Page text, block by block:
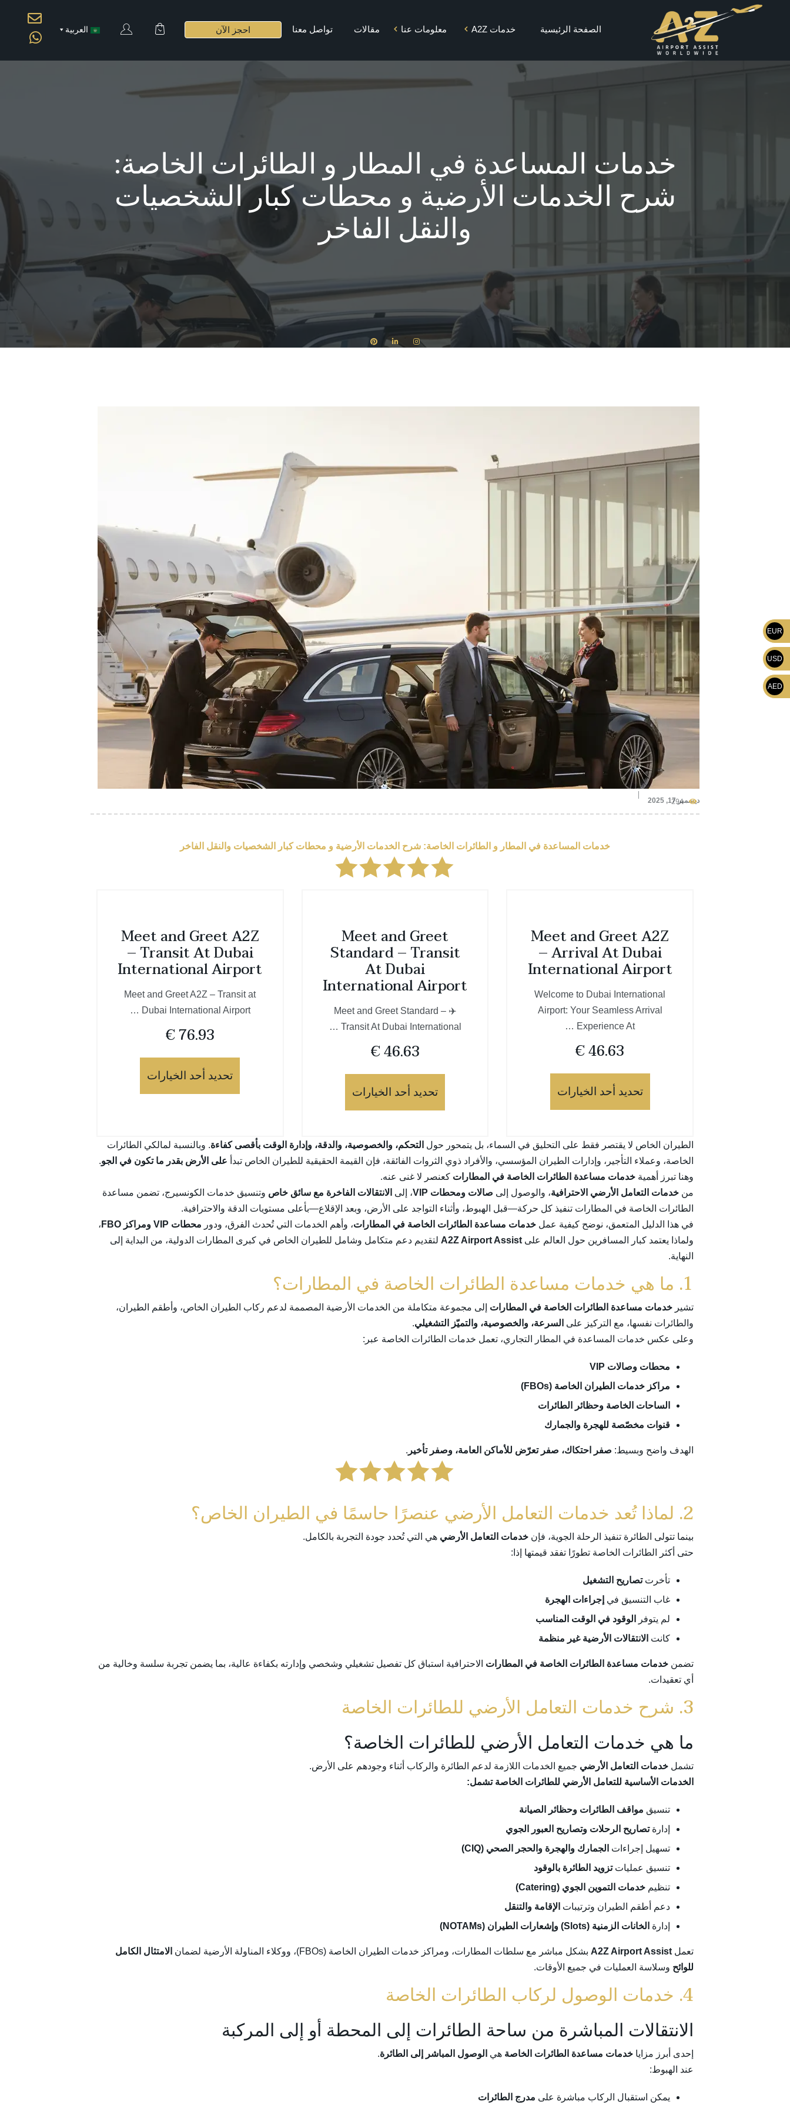
الصفحة الرئيسية خدمات A2Z
الاستقبال والمساعدة
في المطار والمسار
السريع
خدمات السائق
معلومات عنا
المهمة و الرؤية
مقالات تواصل معنا احجز الآن العربية
خدمات المساعدة في المطار و الطائرات الخاصة:
شرح الخدمات الأرضية و محطات كبار الشخصيات
والنقل الفاخر
ديسمبر 17, 2025
294
خدمات المساعدة في المطار و الطائرات الخاصة: شرح الخدمات الأرضية و محطات كبار الشخصيات والنقل الفاخر
Meet and Greet A2Z
– Arrival At Dubai
International Airport
Welcome to Dubai International
Airport: Your Seamless Arrival
Experience At …
€46.63
تحديد أحد الخيارات
Meet and Greet
Standard – Transit
At Dubai
International Airport
✈️ Meet and Greet Standard –
Transit At Dubai International …
€46.63
تحديد أحد الخيارات
Meet and Greet A2Z
– Transit At Dubai
International Airport
Meet and Greet A2Z – Transit at
Dubai International Airport …
€76.93
تحديد أحد الخيارات
الطيران الخاص لا يقتصر فقط على التحليق في السماء، بل يتمحور حول التحكم، والخصوصية، والدقة، وإدارة الوقت بأقصى كفاءة. وبالنسبة لمالكي الطائرات
الخاصة، وعملاء التأجير، وإدارات الطيران المؤسسي، والأفراد ذوي الثروات الفائقة، فإن القيمة الحقيقية للطيران الخاص تبدأ على الأرض بقدر ما تكون في الجو.
وهنا تبرز أهمية خدمات مساعدة الطائرات الخاصة في المطارات كعنصر لا غنى عنه.
من خدمات التعامل الأرضي الاحترافية، والوصول إلى صالات ومحطات VIP ، إلى الانتقالات الفاخرة مع سائق خاص وتنسيق خدمات الكونسيرج، تضمن مساعدة
الطائرات الخاصة في المطارات تنفيذ كل حركة—قبل الهبوط، وأثناء التواجد على الأرض، وبعد الإقلاع—بأعلى مستويات الدقة والاحترافية.
في هذا الدليل المتعمق، نوضح كيفية عمل خدمات مساعدة الطائرات الخاصة في المطارات، وأهم الخدمات التي تُحدث الفرق، ودور محطات VIP ومراكز FBO
،
ولماذا يعتمد كبار المسافرين حول العالم على A2Z Airport Assist لتقديم دعم متكامل وشامل للطيران الخاص في كبرى المطارات الدولية، من البداية إلى
النهاية.
1. ما هي خدمات مساعدة الطائرات الخاصة في المطارات؟
تشير خدمات مساعدة الطائرات الخاصة في المطارات إلى مجموعة متكاملة من الخدمات الأرضية المصممة لدعم ركاب الطيران الخاص، وأطقم الطيران،
والطائرات نفسها، مع التركيز على السرعة، والخصوصية، والتميّز التشغيلي.
وعلى عكس خدمات المساعدة في المطار التجاري، تعمل خدمات الطائرات الخاصة عبر:
محطات وصالات VIP
مراكز خدمات الطيران الخاصة (FBOs)
الساحات الخاصة وحظائر الطائرات
قنوات مخصّصة للهجرة والجمارك
الهدف واضح وبسيط: صفر احتكاك، صفر تعرّض للأماكن العامة، وصفر تأخير .
2. لماذا تُعد خدمات التعامل الأرضي عنصرًا حاسمًا في الطيران الخاص؟
بينما تتولى الطائرة تنفيذ الرحلة الجوية، فإن خدمات التعامل الأرضي هي التي تُحدد جودة التجربة بالكامل.
حتى أكثر الطائرات الخاصة تطورًا تفقد قيمتها إذا:
تأخرتتصاريح التشغيل
غاب التنسيق في إجراءات الهجرة
لم يتوفر
الوقود في الوقت المناسب
كانت الانتقالات الأرضية غير منظمة
تضمن خدمات مساعدة الطائرات الخاصة في المطارات الاحترافية استباق كل تفصيل تشغيلي وشخصي وإدارته بكفاءة عالية، بما يضمن تجربة سلسة وخالية من
أي تعقيدات.
3. شرح خدمات التعامل الأرضي للطائرات الخاصة
ما هي خدمات التعامل الأرضي للطائرات الخاصة؟
تشمل خدمات التعامل الأرضي جميع الخدمات اللازمة لدعم الطائرة والركاب أثناء وجودهم على الأرض.
الخدمات الأساسية للتعامل الأرضي للطائرات الخاصة تشمل:
تنسيق مواقف الطائرات وحظائر الصيانة
إدارةتصاريح الرحلات وتصاريح العبور الجوي
تسهيل إجراءات الجمارك والهجرة والحجر الصحي (CIQ)
تنسيق عملياتتزويد الطائرة بالوقود
تنظيم خدمات التموين الجوي (Catering)
دعم أطقم الطيران وترتيبات الإقامة والتنقل
إدارة الخانات الزمنية (Slots) وإشعارات الطيران (NOTAMs)
تعمل A2Z Airport Assist بشكل مباشر مع سلطات المطارات، ومراكز خدمات الطيران الخاصة (FBOs)، ووكلاء المناولة الأرضية لضمان
الامتثال الكامل
للوائح وسلاسة العمليات في جميع الأوقات.
4. خدمات الوصول لركاب الطائرات الخاصة
الانتقالات المباشرة من ساحة الطائرات إلى المحطة أو إلى المركبة
إحدى أبرز مزايا خدمات مساعدة الطائرات الخاصة هي الوصول المباشر إلى الطائرة.
عند الهبوط:
يمكن استقبال الركاب مباشرة على مدرج الطائرات
EUR
USD
AED